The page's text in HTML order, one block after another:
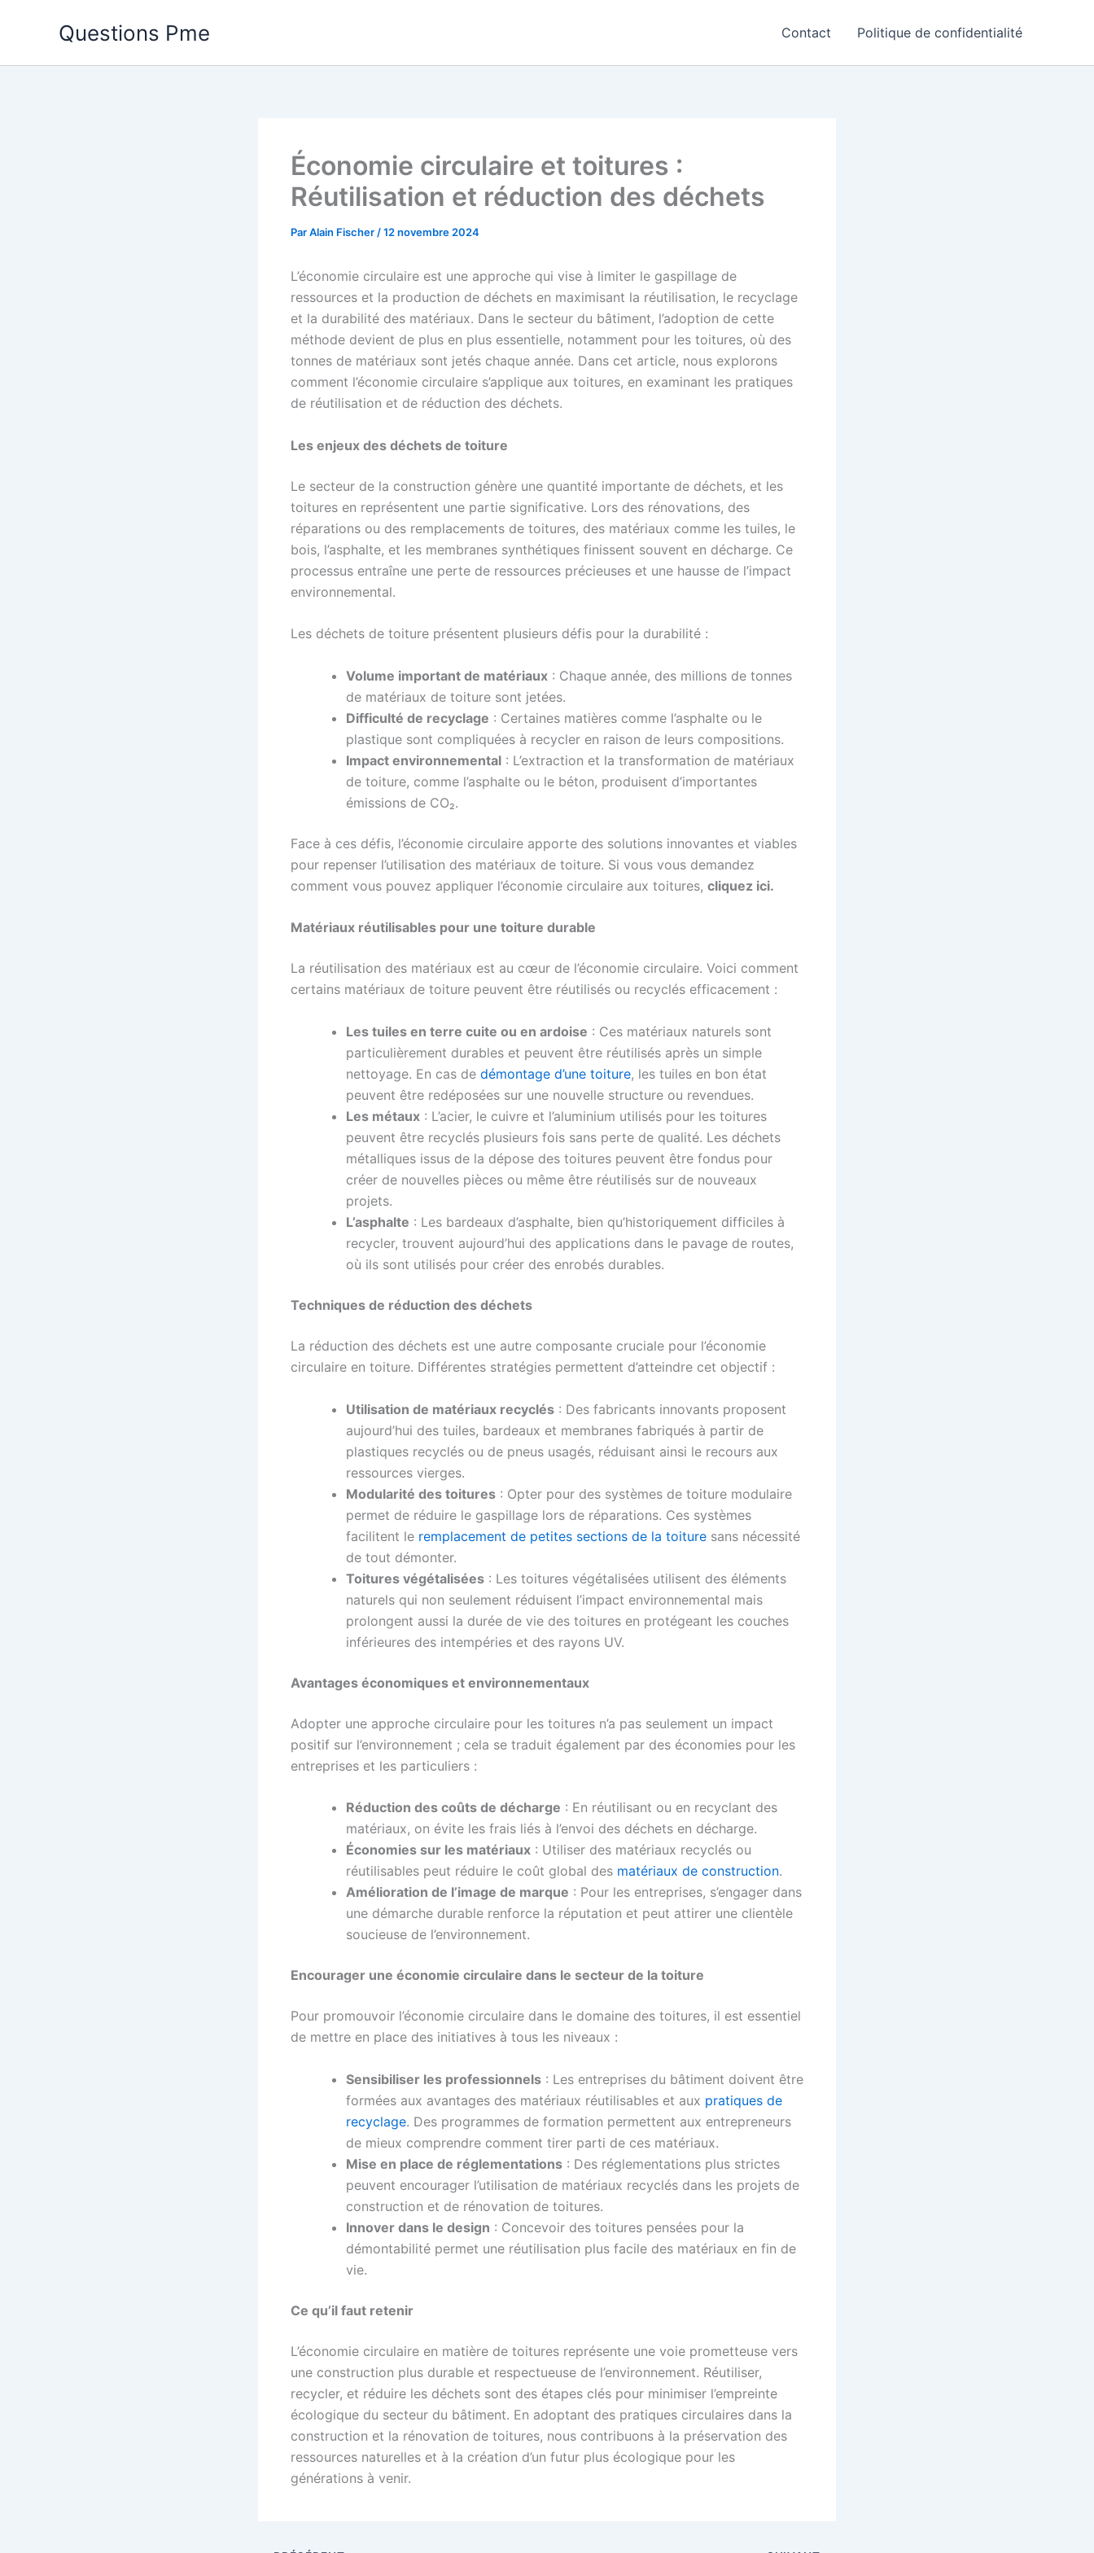
Questions Pme Contact Politique de confidentialité
Économie circulaire et toitures :
Réutilisation et réduction des déchets
ParAlain Fischer /12 novembre 2024
L’économie circulaire est une approche qui vise à limiter le gaspillage de
ressources et la production de déchets en maximisant la réutilisation, le recyclage
et la durabilité des matériaux. Dans le secteur du bâtiment, l’adoption de cette
méthode devient de plus en plus essentielle, notamment pour les toitures, où des
tonnes de matériaux sont jetés chaque année. Dans cet article, nous explorons
comment l’économie circulaire s’applique aux toitures, en examinant les pratiques
de réutilisation et de réduction des déchets.
Les enjeux des déchets de toiture
Le secteur de la construction génère une quantité importante de déchets, et les
toitures en représentent une partie significative. Lors des rénovations, des
réparations ou des remplacements de toitures, des matériaux comme les tuiles, le
bois, l’asphalte, et les membranes synthétiques finissent souvent en décharge. Ce
processus entraîne une perte de ressources précieuses et une hausse de l’impact
environnemental.
Les déchets de toiture présentent plusieurs défis pour la durabilité :
Volume important de matériaux : Chaque année, des millions de tonnes
de matériaux de toiture sont jetées.
Difficulté de recyclage : Certaines matières comme l’asphalte ou le
plastique sont compliquées à recycler en raison de leurs compositions.
Impact environnemental : L’extraction et la transformation de matériaux
de toiture, comme l’asphalte ou le béton, produisent d’importantes
émissions de CO₂.
Face à ces défis, l’économie circulaire apporte des solutions innovantes et viables
pour repenser l’utilisation des matériaux de toiture. Si vous vous demandez
comment vous pouvez appliquer l’économie circulaire aux toitures, cliquez ici.
Matériaux réutilisables pour une toiture durable
La réutilisation des matériaux est au cœur de l’économie circulaire. Voici comment
certains matériaux de toiture peuvent être réutilisés ou recyclés efficacement :
Les tuiles en terre cuite ou en ardoise : Ces matériaux naturels sont
particulièrement durables et peuvent être réutilisés après un simple
nettoyage. En cas de démontage d’une toiture, les tuiles en bon état
peuvent être redéposées sur une nouvelle structure ou revendues.
Les métaux : L’acier, le cuivre et l’aluminium utilisés pour les toitures
peuvent être recyclés plusieurs fois sans perte de qualité. Les déchets
métalliques issus de la dépose des toitures peuvent être fondus pour
créer de nouvelles pièces ou même être réutilisés sur de nouveaux
projets.
L’asphalte : Les bardeaux d’asphalte, bien qu’historiquement difficiles à
recycler, trouvent aujourd’hui des applications dans le pavage de routes,
où ils sont utilisés pour créer des enrobés durables.
Techniques de réduction des déchets
La réduction des déchets est une autre composante cruciale pour l’économie
circulaire en toiture. Différentes stratégies permettent d’atteindre cet objectif :
Utilisation de matériaux recyclés : Des fabricants innovants proposent
aujourd’hui des tuiles, bardeaux et membranes fabriqués à partir de
plastiques recyclés ou de pneus usagés, réduisant ainsi le recours aux
ressources vierges.
Modularité des toitures : Opter pour des systèmes de toiture modulaire
permet de réduire le gaspillage lors de réparations. Ces systèmes
facilitent le remplacement de petites sections de la toiture sans nécessité
de tout démonter.
Toitures végétalisées : Les toitures végétalisées utilisent des éléments
naturels qui non seulement réduisent l’impact environnemental mais
prolongent aussi la durée de vie des toitures en protégeant les couches
inférieures des intempéries et des rayons UV.
Avantages économiques et environnementaux
Adopter une approche circulaire pour les toitures n’a pas seulement un impact
positif sur l’environnement ; cela se traduit également par des économies pour les
entreprises et les particuliers :
Réduction des coûts de décharge : En réutilisant ou en recyclant des
matériaux, on évite les frais liés à l’envoi des déchets en décharge.
Économies sur les matériaux : Utiliser des matériaux recyclés ou
réutilisables peut réduire le coût global des matériaux de construction.
Amélioration de l’image de marque : Pour les entreprises, s’engager dans
une démarche durable renforce la réputation et peut attirer une clientèle
soucieuse de l’environnement.
Encourager une économie circulaire dans le secteur de la toiture
Pour promouvoir l’économie circulaire dans le domaine des toitures, il est essentiel
de mettre en place des initiatives à tous les niveaux :
Sensibiliser les professionnels : Les entreprises du bâtiment doivent être
formées aux avantages des matériaux réutilisables et aux pratiques de
recyclage. Des programmes de formation permettent aux entrepreneurs
de mieux comprendre comment tirer parti de ces matériaux.
Mise en place de réglementations : Des réglementations plus strictes
peuvent encourager l’utilisation de matériaux recyclés dans les projets de
construction et de rénovation de toitures.
Innover dans le design : Concevoir des toitures pensées pour la
démontabilité permet une réutilisation plus facile des matériaux en fin de
vie.
Ce qu’il faut retenir
L’économie circulaire en matière de toitures représente une voie prometteuse vers
une construction plus durable et respectueuse de l’environnement. Réutiliser,
recycler, et réduire les déchets sont des étapes clés pour minimiser l’empreinte
écologique du secteur du bâtiment. En adoptant des pratiques circulaires dans la
construction et la rénovation de toitures, nous contribuons à la préservation des
ressources naturelles et à la création d’un futur plus écologique pour les
générations à venir.